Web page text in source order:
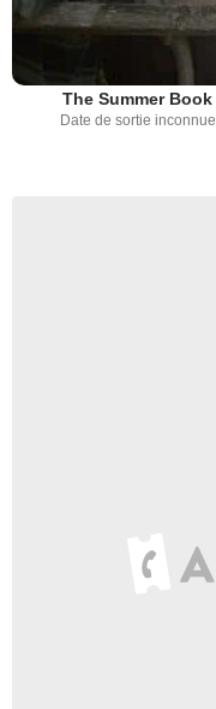
The Summer Book
Date de sortie inconnue